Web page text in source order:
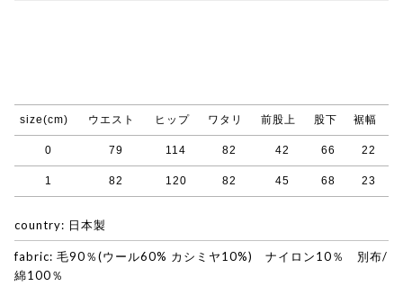
size(cm) ウエスト ヒップ ワタリ 前股上 股下 裾幅
0 79 114 82 42 66 22
1 82 120 82 45 68 23
country: 日本製
fabric: 毛90％(ウール60% カシミヤ10%) ナイロン10％ 別布/
綿100％